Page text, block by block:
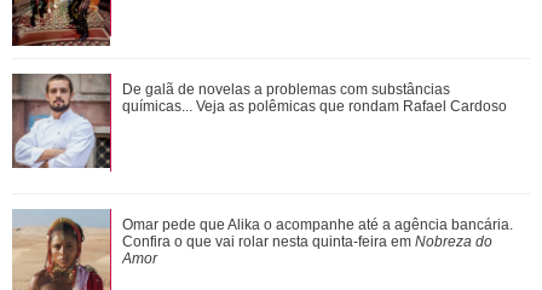
Ariana Grande anuncia pausa na carreira após críticas ao
corpo
Agrado e Eduarda são prejudicadas pela proximidade com
João Raul. Saiba o que vai acontece...
De galã de novelas a problemas com substâncias
químicas... Veja as polêmicas que rondam Rafael Cardoso
Omar pede que Alika o acompanhe até a agência bancária.
Confira o que vai rolar nesta quinta-feira em Nobreza do
Amor